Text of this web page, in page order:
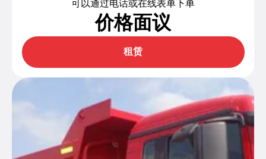
可以通过电话或在线表单下单
价格面议
租赁